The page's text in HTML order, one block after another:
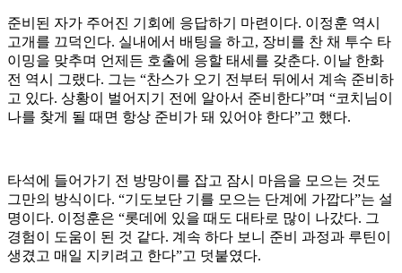
준비된 자가 주어진 기회에 응답하기 마련이다. 이정훈 역시
고개를 끄덕인다. 실내에서 배팅을 하고, 장비를 찬 채 투수 타
이밍을 맞추며 언제든 호출에 응할 태세를 갖춘다. 이날 한화
전 역시 그랬다. 그는 “찬스가 오기 전부터 뒤에서 계속 준비하
고 있다. 상황이 벌어지기 전에 알아서 준비한다”며 “코치님이
나를 찾게 될 때면 항상 준비가 돼 있어야 한다”고 했다.
타석에 들어가기 전 방망이를 잡고 잠시 마음을 모으는 것도
그만의 방식이다. “기도보단 기를 모으는 단계에 가깝다”는 설
명이다. 이정훈은 “롯데에 있을 때도 대타로 많이 나갔다. 그
경험이 도움이 된 것 같다. 계속 하다 보니 준비 과정과 루틴이
생겼고 매일 지키려고 한다”고 덧붙였다.